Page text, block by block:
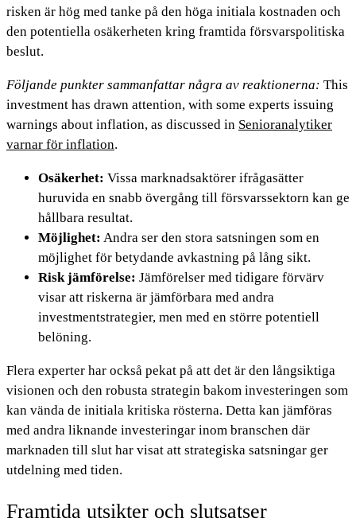
risken är hög med tanke på den höga initiala kostnaden och
den potentiella osäkerheten kring framtida försvarspolitiska
beslut.
Följande punkter sammanfattar några av reaktionerna: This
investment has drawn attention, with some experts issuing
warnings about inflation, as discussed in Senioranalytiker
varnar för inflation.
Osäkerhet: Vissa marknadsaktörer ifrågasätter
huruvida en snabb övergång till försvarssektorn kan ge
hållbara resultat.
Möjlighet: Andra ser den stora satsningen som en
möjlighet för betydande avkastning på lång sikt.
Risk jämförelse: Jämförelser med tidigare förvärv
visar att riskerna är jämförbara med andra
investmentstrategier, men med en större potentiell
belöning.
Flera experter har också pekat på att det är den långsiktiga
visionen och den robusta strategin bakom investeringen som
kan vända de initiala kritiska rösterna. Detta kan jämföras
med andra liknande investeringar inom branschen där
marknaden till slut har visat att strategiska satsningar ger
utdelning med tiden.
Framtida utsikter och slutsatser